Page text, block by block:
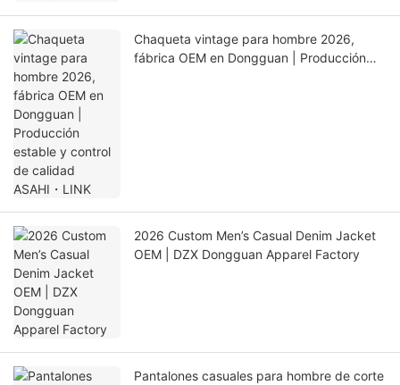
Chaqueta vintage para hombre 2026,
fábrica OEM en Dongguan | Producción
2026 Custom Men’s Casual Denim Jacket
OEM | DZX Dongguan Apparel Factory
Pantalones casuales para hombre de corte